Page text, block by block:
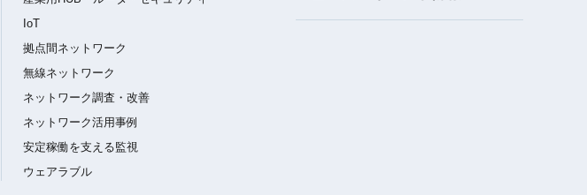
IoT
拠点間ネットワーク
無線ネットワーク
ネットワーク調査・改善
ネットワーク活用事例
安定稼働を支える監視
ウェアラブル